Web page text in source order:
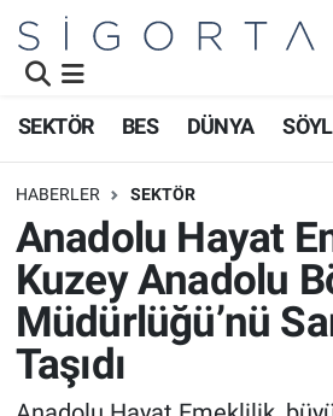
SEKTÖR BES DÜNYA
HABERLER SEKTÖR
Anadolu Hayat
Kuzey Anadolu
Müdürlüğü’nü
Taşıdı
Namaz Vakitleri
Trafik Durumu
Süper Lig Puan Durumu ve
Tüm Manşetler